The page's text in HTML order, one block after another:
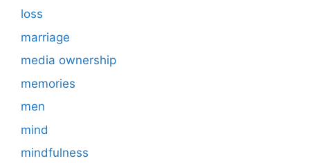
loss
marriage
media ownership
memories
men
mind
mindfulness